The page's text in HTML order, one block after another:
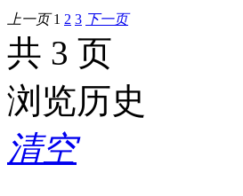
上一页 1 2 3 下一页
共 3 页
浏览历史
清空